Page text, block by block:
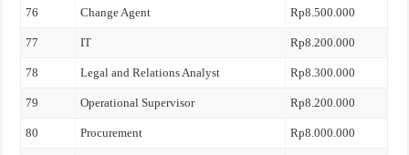
76 Change Agent Rp8.500.000
77 IT Rp8.200.000
78 Legal and Relations Analyst Rp8.300.000
79 Operational Supervisor Rp8.200.000
80 Procurement Rp8.000.000